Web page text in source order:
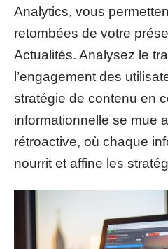
Analytics, vous
retombées de votre
Actualités. Analysez le
l’engagement des
stratégie de contenu en
informationnelle se mue
rétroactive, où chaque
nourrit et affine les